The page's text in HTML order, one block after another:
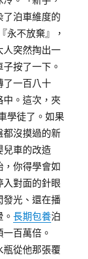
泊車維度的
不放棄』，
人突然掏出一
按了一下。
了一百八十
中。這次，夾
學徒了。如果
都沒摸過的新
兒車的改造
你得學會如
對面的針眼
發光、還在播
。長期包養泊
百萬倍。
瓶從他那張覆